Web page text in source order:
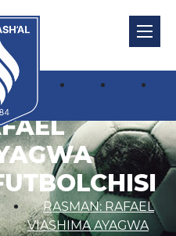
RASMAN: RAFAEL
VIASHIMA AYAGWA